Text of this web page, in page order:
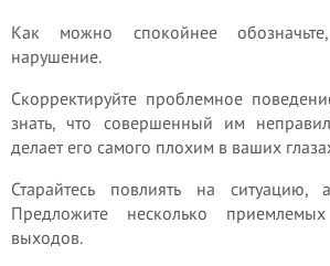
Как можно спокойнее
нарушение.
Скорректируйте проблемное
знать, что совершенный им
делает его самого плохим в ваших
Старайтесь повлиять на
Предложите несколько
выходов.